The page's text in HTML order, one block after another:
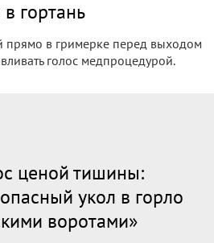
за Бузову после ее
"Покровские
премьерой певица потеряла